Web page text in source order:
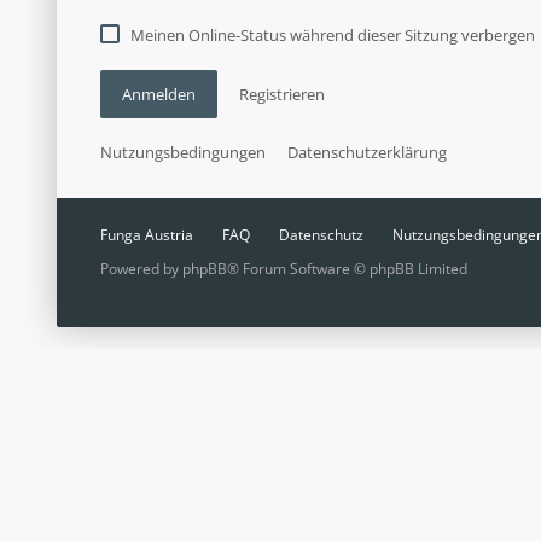
Meinen Online-Status während dieser Sitzung verbergen
Anmelden Registrieren
Nutzungsbedingungen Datenschutzerklärung
Funga Austria FAQ Datenschutz
Powered by phpBB® Forum Software © phpBB Limited